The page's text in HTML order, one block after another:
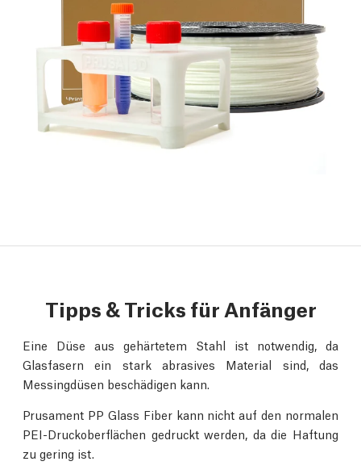
Tipps & Tricks für Anfänger
Eine Düse aus gehärtetem Stahl ist notwendig, da
Glasfasern ein stark abrasives Material sind, das
Messingdüsen beschädigen kann.
Prusament PP Glass Fiber kann nicht auf den normalen
PEI-Druckoberflächen gedruckt werden, da die Haftung
zu gering ist.